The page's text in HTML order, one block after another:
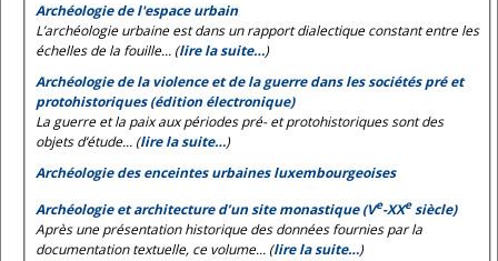
Archéologie de l'espace urbain
L’archéologie urbaine est dans un rapport dialectique constant entre les
échelles de la fouille... (lire la suite…)
Archéologie de la violence et de la guerre dans les sociétés pré et
protohistoriques (édition électronique)
La guerre et la paix aux périodes pré- et protohistoriques sont des
objets d’étude... (lire la suite…)
Archéologie des enceintes urbaines luxembourgeoises
Archéologie et architecture d’un site monastique (Ve-XXesiècle)
Après une présentation historique des données fournies par la
documentation textuelle, ce volume... (lire la suite…)